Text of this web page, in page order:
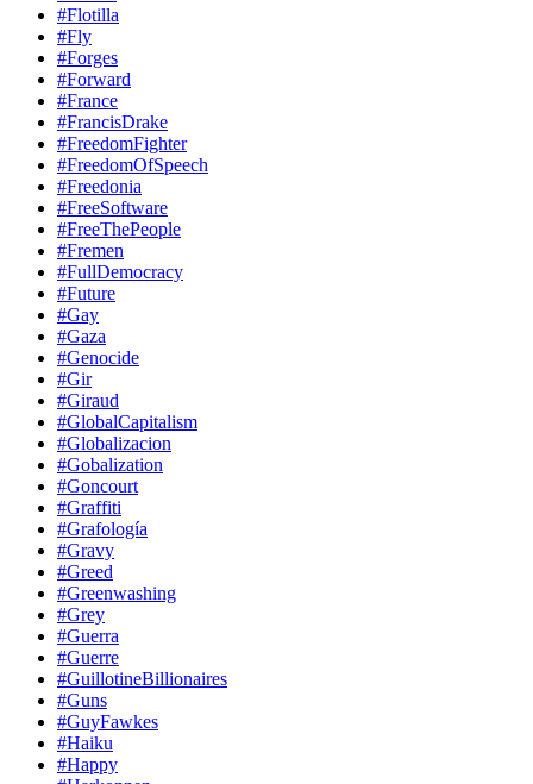
#Flotilla
#Fly
#Forges
#Forward
#France
#FrancisDrake
#FreedomFighter
#FreedomOfSpeech
#Freedonia
#FreeSoftware
#FreeThePeople
#Fremen
#FullDemocracy
#Future
#Gay
#Gaza
#Genocide
#Gir
#Giraud
#GlobalCapitalism
#Globalizacion
#Gobalization
#Goncourt
#Graffiti
#Grafología
#Gravy
#Greed
#Greenwashing
#Grey
#Guerra
#Guerre
#GuillotineBillionaires
#Guns
#GuyFawkes
#Haiku
#Happy